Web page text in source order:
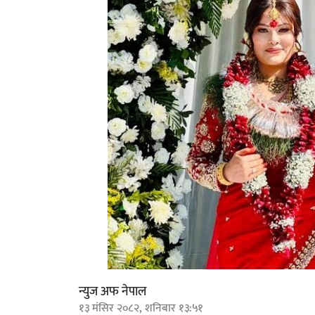
न्युज अफ नेपाल
१३ मंसिर २०८२, शनिबार १३:५१